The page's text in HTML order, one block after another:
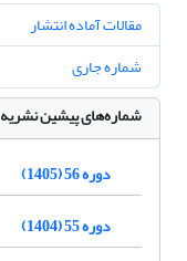
مقالات آماده انتشار
شماره جاری
شماره‌های پیشین نشریه
دوره 56 (1405)
دوره 55 (1404)